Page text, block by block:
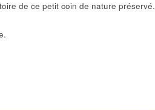
de ce petit coin de nature préservé.